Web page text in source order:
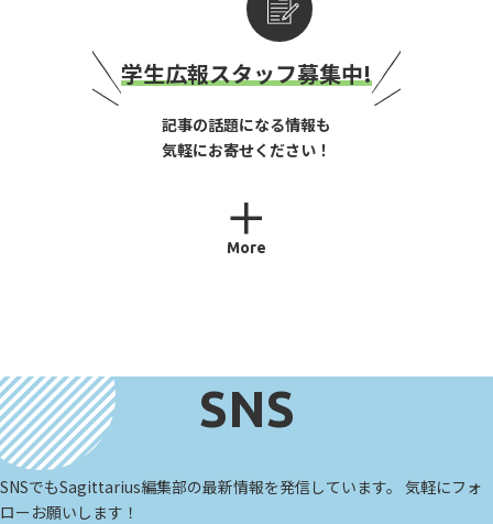
学生広報スタッフ募集中!
記事の話題になる情報も
気軽にお寄せください！
More
SNS
SNSでもSagittarius編集部の最新情報を発信しています。 気軽にフォ
ローお願いします！